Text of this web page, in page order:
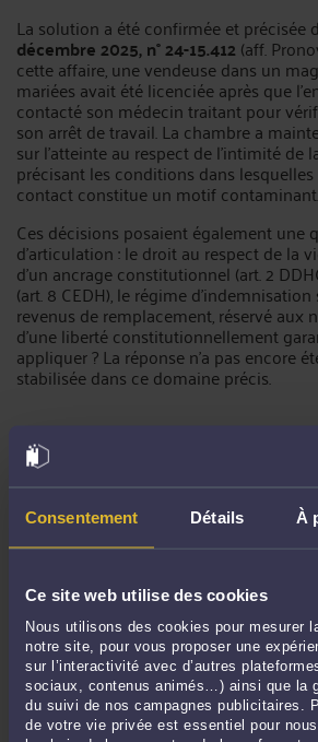
Consentement Détails À
Ce site web utilise des cookies
Nous utilisons des cookies pour mesurer
notre site, pour vous proposer une
sur l’interactivité avec d’autres
sociaux, contenus animés…) ainsi que la
du suivi de nos campagnes publicitaires.
de votre vie privée est essentiel pour
La solution a été confirmée et précisée
décembre 2025, n° 24-15.412 (aff.
cette affaire, une vendeuse dans un
mariées avait été licenciée après que
contacté son médecin traitant pour
son arrêt de travail. La chambre a
sur l'atteinte au respect de l'intimité de
précisant les conditions dans
contact constitue un motif contaminant.
Ces décisions posaient également une
d'articulation : le droit au respect de la
d'un ancrage constitutionnel (art. 2
(art. 8 CEDH), le régime
revenus de remplacement, réservé
d'une liberté constitutionnellement
appliquer ? La réponse n'a pas encore
stabilisée dans ce domaine précis.
VII.
L'ARRÊT SYNTHECOB DU 3 JUIN
GROSSESSE
complémentaire de la conseillère
expressément d'inédite :le grief tiré de
visé dans la lettre de rupture
contaminant ?— précisant qu'elle
ayant appliqué cette théorie à un
grief tiré de l'état de grossesse.
Les faits présentaient une